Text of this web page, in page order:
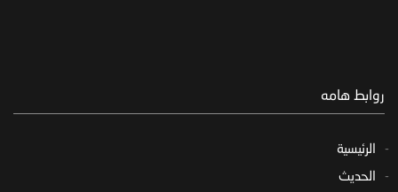
روابط هامه
الرئيسية
الحديث